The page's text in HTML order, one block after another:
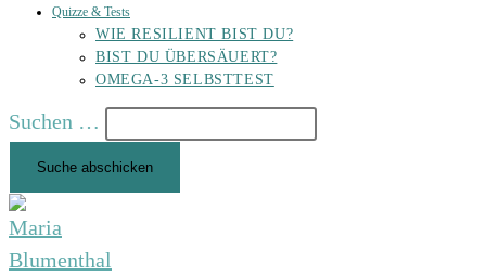
Quizze & Tests
WIE RESILIENT BIST DU?
BIST DU ÜBERSÄUERT?
OMEGA-3 SELBSTTEST
Suchen …
Suche abschicken